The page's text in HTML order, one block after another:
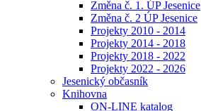
Změna č. 1. ÚP Jesenice
Změna č. 2 ÚP Jesenice
Projekty 2010 - 2014
Projekty 2014 - 2018
Projekty 2018 - 2022
Projekty 2022 - 2026
Jesenický občasník
Knihovna
ON-LINE katalog